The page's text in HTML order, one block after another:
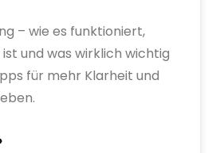
– wie es funktioniert,
und was wirklich wichtig
für mehr Klarheit und